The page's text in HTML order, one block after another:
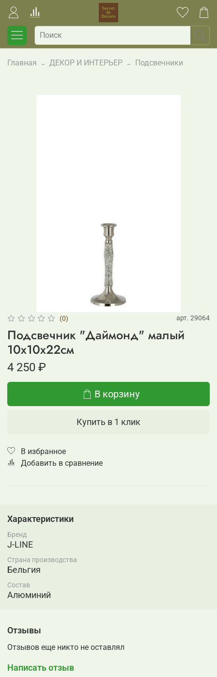
Главная ДЕКОР И ИНТЕРЬЕР Подсвечники
(0) арт. 29064
Подсвечник "Даймонд" малый
10x10x22см
4 250 ₽
В корзину
Купить в 1 клик
В избранное
Добавить в сравнение
Характеристики
Бренд
J-LINE
Страна производства
Бельгия
Состав
Алюминий
Отзывы
Отзывов еще никто не оставлял
Написать отзыв